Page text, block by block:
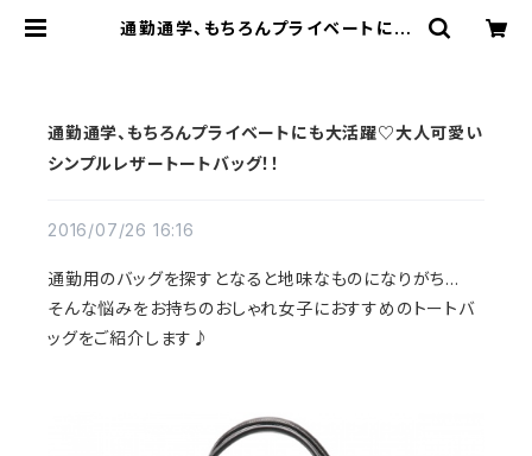
通勤通学、もちろんプライベートにも
通勤通学、もちろんプライベートにも大活躍♡大人可愛い
シンプルレザートートバッグ！！
2016/07/26 16:16
通勤用のバッグを探すとなると地味なものになりがち…
そんな悩みをお持ちのおしゃれ女子におすすめのトートバ
ッグをご紹介します♪